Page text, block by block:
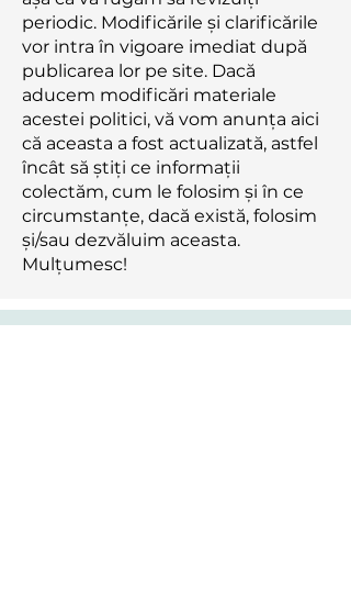
periodic. Modificările și clarificările
vor intra în vigoare imediat după
publicarea lor pe site. Dacă
aducem modificări materiale
acestei politici, vă vom anunța aici
că aceasta a fost actualizată, astfel
încât să știți ce informații
colectăm, cum le folosim și în ce
circumstanțe, dacă există, folosim
și/sau dezvăluim aceasta.
Mulțumesc!